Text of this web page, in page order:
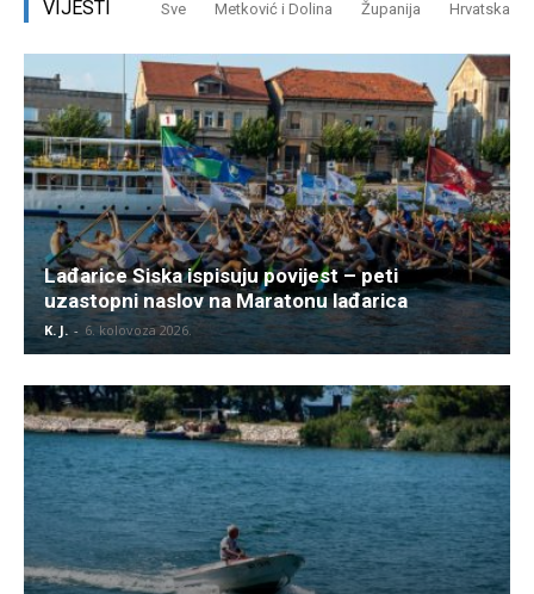
VIJESTI Sve Metković i Dolina Županija Hrvatska
Lađarice Siska ispisuju povijest – peti
uzastopni naslov na Maratonu lađarica
K. J. - 6. kolovoza 2026.